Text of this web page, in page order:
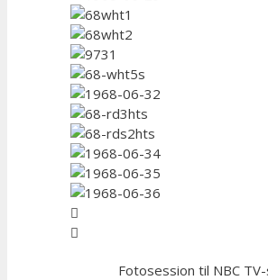
Fotosession til NBC